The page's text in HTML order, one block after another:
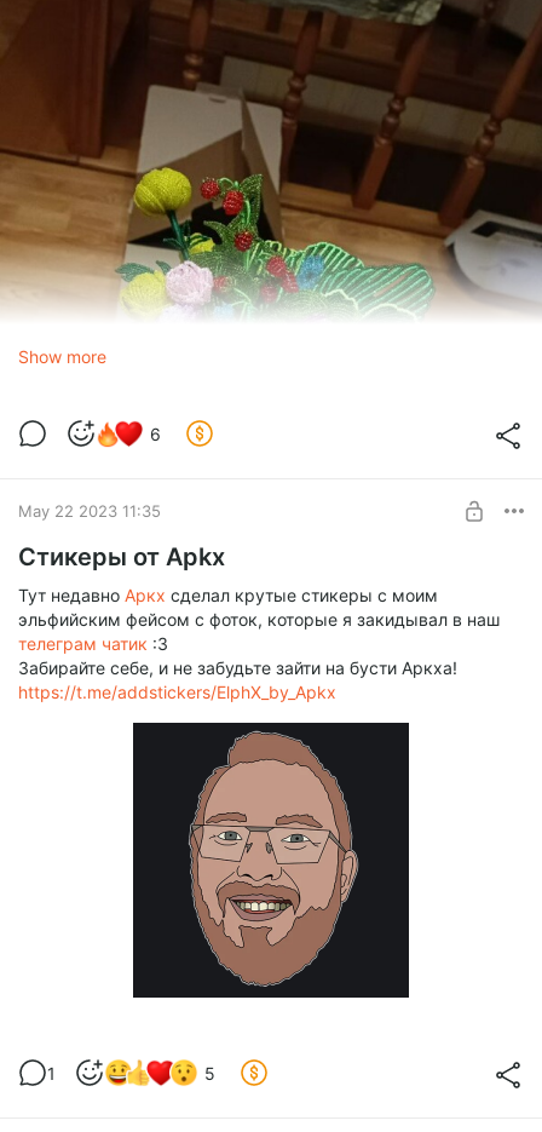
Show more
6
May 22 2023 11:35
Стикеры от Apkx
Тут недавно Аркх сделал крутые стикеры с моим
эльфийским фейсом с фоток, которые я закидывал в наш
телеграм чатик :3
Забирайте себе, и не забудьте зайти на бусти Аркха!
https://t.me/addstickers/ElphX_by_Apkx
1 5